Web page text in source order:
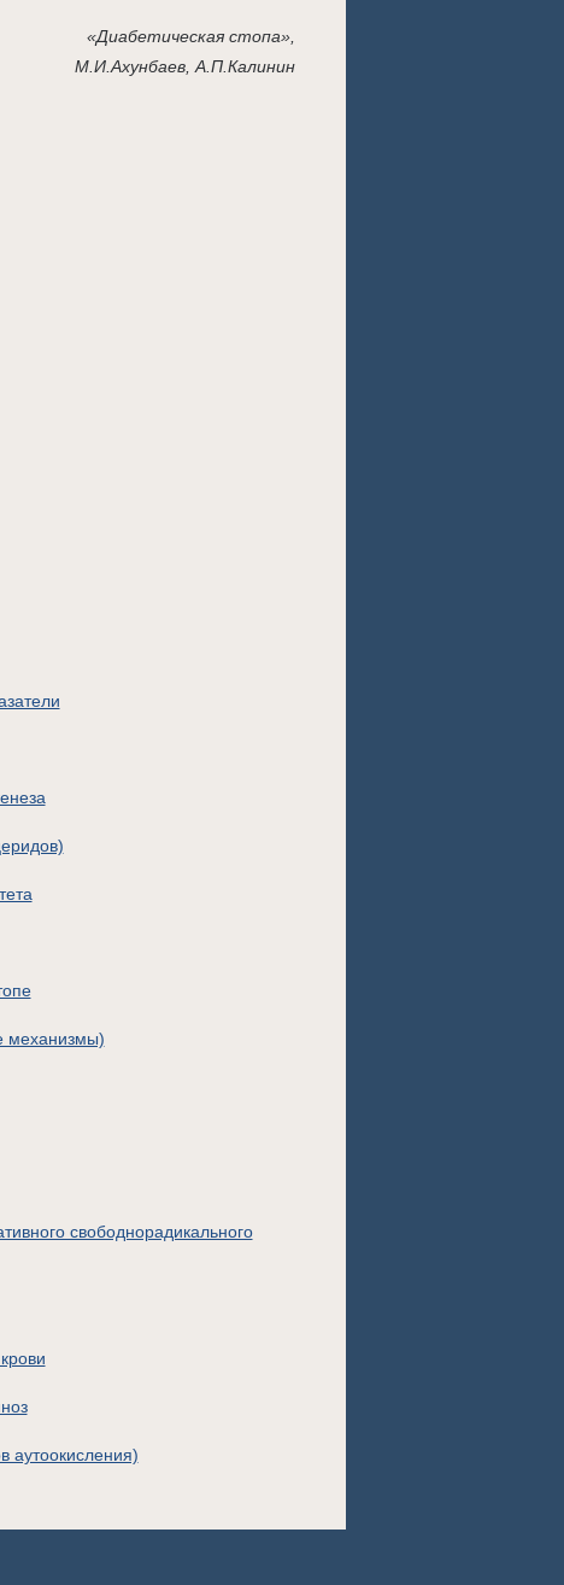
«Диабетическая стопа»,
М.И.Ахунбаев, А.П.Калинин
механизмы)
свободнорадикального
аутоокисления)